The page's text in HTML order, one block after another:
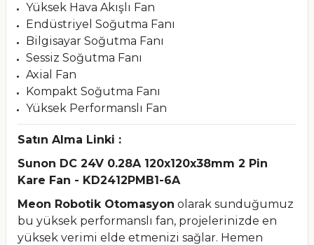
Yüksek Hava Akışlı Fan
Endüstriyel Soğutma Fanı
Bilgisayar Soğutma Fanı
Sessiz Soğutma Fanı
Axial Fan
Kompakt Soğutma Fanı
Yüksek Performanslı Fan
Satın Alma Linki :
Sunon DC 24V 0.28A 120x120x38mm 2 Pin
Kare Fan - KD2412PMB1-6A
Meon Robotik Otomasyon olarak sunduğumuz
bu yüksek performanslı fan, projelerinizde en
yüksek verimi elde etmenizi sağlar. Hemen